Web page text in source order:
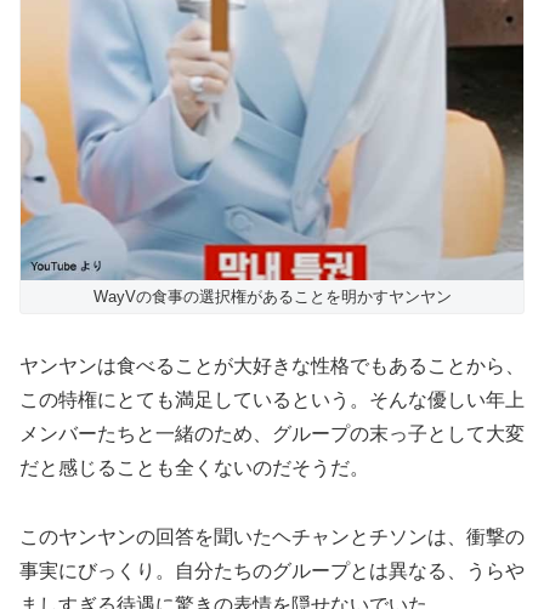
WayVの食事の選択権があることを明かすヤンヤン
ヤンヤンは食べることが大好きな性格でもあることから、
この特権にとても満足しているという。そんな優しい年上
メンバーたちと一緒のため、グループの末っ子として大変
だと感じることも全くないのだそうだ。
このヤンヤンの回答を聞いたヘチャンとチソンは、衝撃の
事実にびっくり。自分たちのグループとは異なる、うらや
ましすぎる待遇に驚きの表情を隠せないでいた。